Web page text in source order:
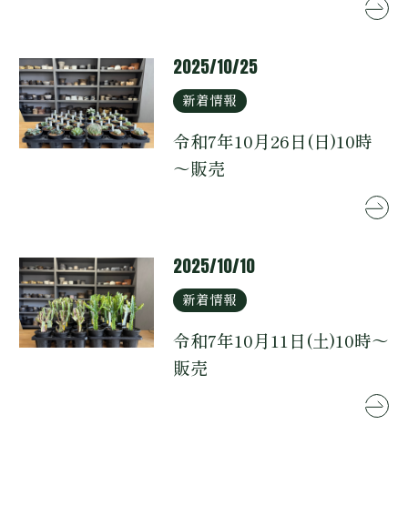
2025/10/25
新着情報
令和7年10月26日(日)10時
～販売
2025/10/10
新着情報
令和7年10月11日(土)10時～
販売